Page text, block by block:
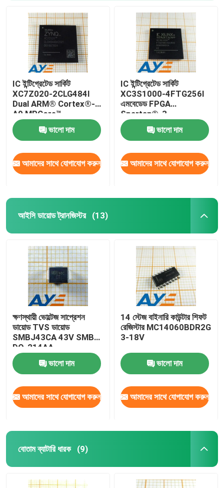
IC ইন্টিগ্রেটেড সার্কিট
XC7Z020-2CLG484I
Dual ARM® Cortex®-
A9 MPCore™
ভালো দাম
আমাদের সাথে যোগাযোগ করুন
IC ইন্টিগ্রেটেড সার্কিট
XC3S1000-4FTG256I
এমবেডেড FPGA
Spartan®-3
ভালো দাম
আমাদের সাথে যোগাযোগ করুন
আইসি ডায়োড ট্রানজিস্টর (13)
ক্ষণস্থায়ী ভোল্টেজ সাপ্রেশন
ডায়োড TVS ডায়োড
SMBJ43CA 43V SMB
DO-214AA
ভালো দাম
আমাদের সাথে যোগাযোগ করুন
14 স্টেজ বাইনারি কাউন্টার শিফট
রেজিস্টার MC14060BDR2G
3-18V
ভালো দাম
আমাদের সাথে যোগাযোগ করুন
বোতাম ব্যাটারি ধারক (9)